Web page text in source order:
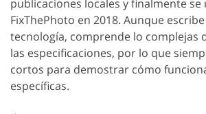
publicaciones locales y finalmente se
FixThePhoto en 2018. Aunque
tecnología, comprende lo complejas
las especificaciones, por lo que
cortos para demostrar cómo
específicas.